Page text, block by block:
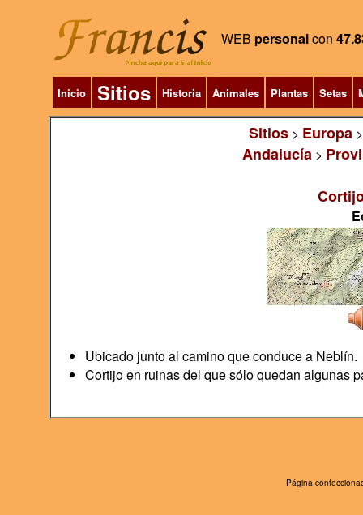
WEB personalcon
Inicio Sitios Historia Animales Plantas Setas
Sitios> Europa
Andalucía >
Ubicado junto al camino que conduce a Neblín.
Cortijo en ruinas del que sólo quedan algunas
Página